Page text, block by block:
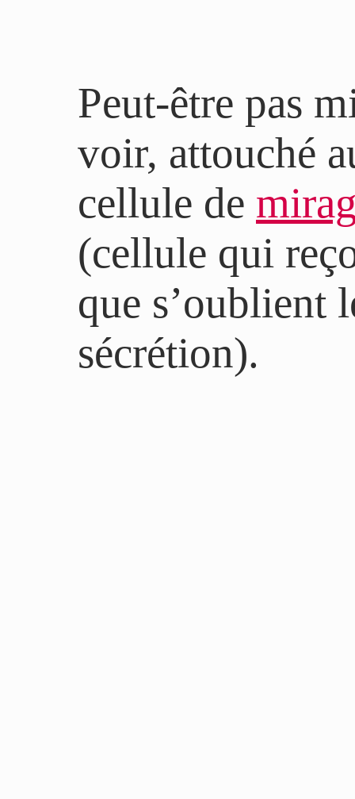
Peut-être pas
voir, attouché
cellule de
(cellule qui
que s’oublient
sécrétion).